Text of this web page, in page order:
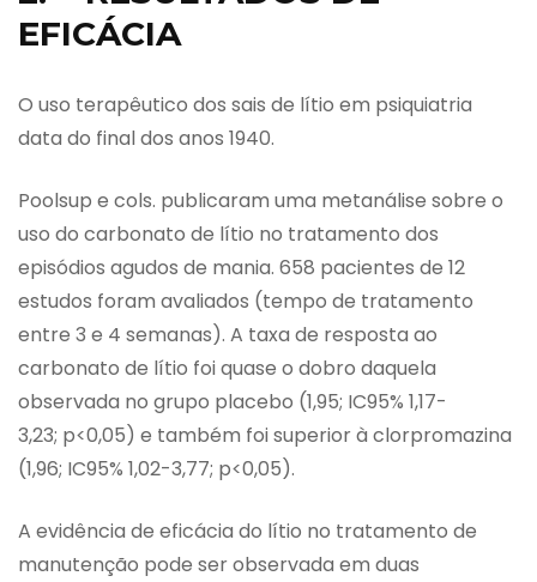
EFICÁCIA
O uso terapêutico dos sais de lítio em psiquiatria
data do final dos anos 1940.
Poolsup e cols. publicaram uma metanálise sobre o
uso do carbonato de lítio no tratamento dos
episódios agudos de mania. 658 pacientes de 12
estudos foram avaliados (tempo de tratamento
entre 3 e 4 semanas). A taxa de resposta ao
carbonato de lítio foi quase o dobro daquela
observada no grupo placebo (1,95; IC95% 1,17-
3,23; p<0,05) e também foi superior à clorpromazina
(1,96; IC95% 1,02-3,77; p<0,05).
A evidência de eficácia do lítio no tratamento de
manutenção pode ser observada em duas